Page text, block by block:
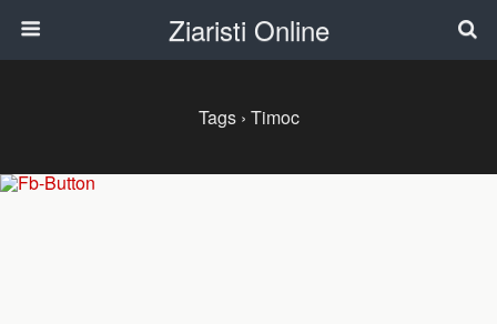
Ziaristi Online
Tags › Timoc